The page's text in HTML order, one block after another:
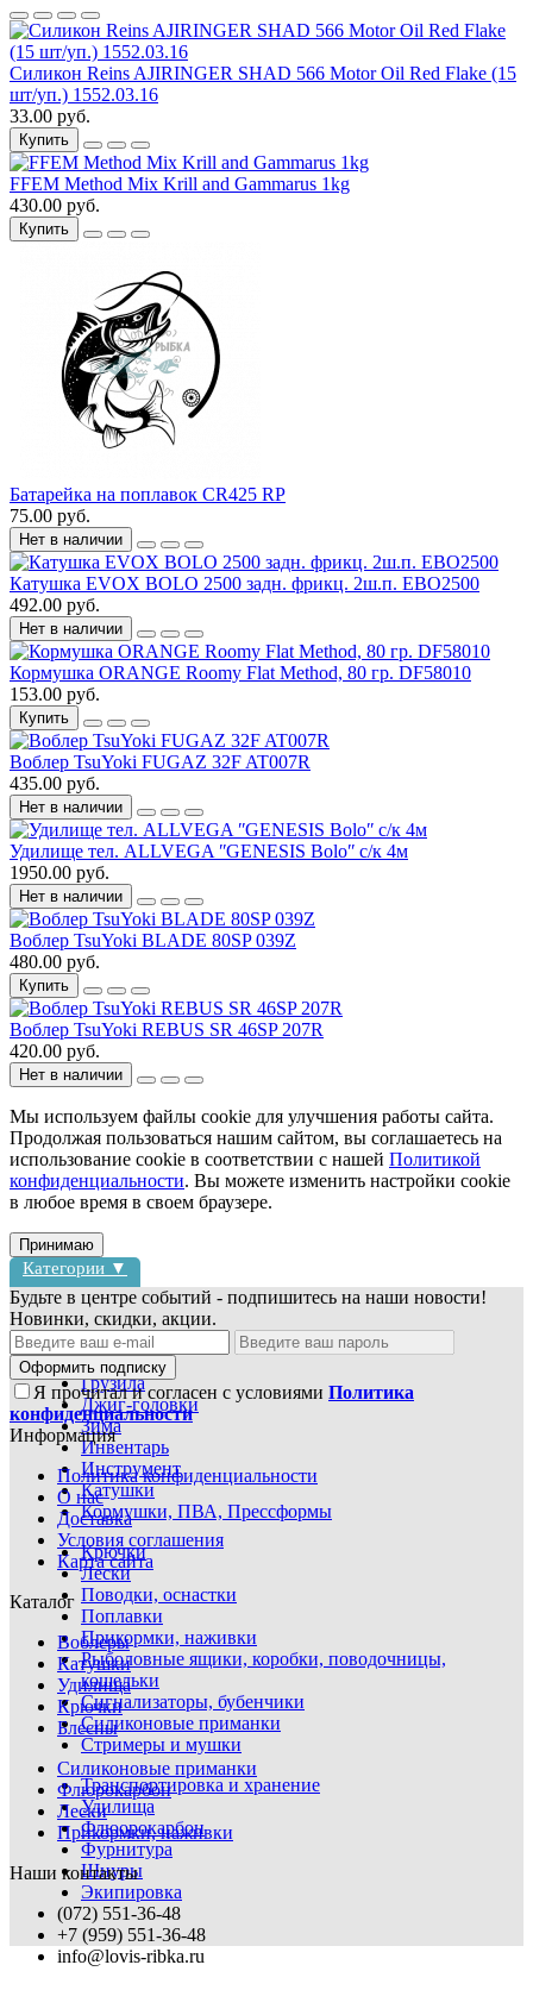
Силикон Reins AJIRINGER SHAD 566 Motor Oil Red Flake (15
шт/уп.) 1552.03.16
33.00 руб.
Купить
FFEM Method Mix Krill and Gammarus 1kg
430.00 руб.
Купить
Батарейка на поплавок CR425 RP
75.00 руб.
Нет в наличии
Катушка EVOX BOLO 2500 задн. фрикц. 2ш.п. EBO2500
492.00 руб.
Нет в наличии
Кормушка ORANGE Roomy Flat Method, 80 гр. DF58010
153.00 руб.
Купить
Воблер TsuYoki FUGAZ 32F AT007R
435.00 руб.
Нет в наличии
Удилище тел. ALLVEGA ʺGENESIS Boloʺ c/к 4м
1950.00 руб.
Нет в наличии
Воблер TsuYoki BLADE 80SP 039Z
480.00 руб.
Купить
Воблер TsuYoki REBUS SR 46SP 207R
420.00 руб.
Нет в наличии
Мы используем файлы cookie для улучшения работы сайта.
Продолжая пользоваться нашим сайтом, вы соглашаетесь на
использование cookie в соответствии с нашей Политикой
конфиденциальности. Вы можете изменить настройки cookie
в любое время в своем браузере.
Принимаю
Категории ▼
Блесны
Воблеры
Грузила
Джиг-головки
Зима
Инвентарь
Инструмент
Катушки
Кормушки, ПВА, Прессформы
Крючки
Лески
Поводки, оснастки
Поплавки
Прикормки, наживки
Рыболовные ящики, коробки, поводочницы,
кошельки
Сигнализаторы, бубенчики
Силиконовые приманки
Стримеры и мушки
Транспортировка и хранение
Удилища
Флюорокарбон
Фурнитура
Шнуры
Экипировка
Будьте в центре событий - подпишитесь на наши новости!
Новинки, скидки, акции.
Оформить подписку
Я прочитал и согласен с условиями Политика
конфиденциальности
Информация
Политика конфиденциальности
О нас
Доставка
Условия соглашения
Карта сайта
Каталог
Воблеры
Катушки
Удилища
Крючки
Блесны
Силиконовые приманки
Флюрокарбон
Лески
Прикормки, наживки
Наши контакты
(072) 551-36-48
+7 (959) 551-36-48
info@lovis-ribka.ru